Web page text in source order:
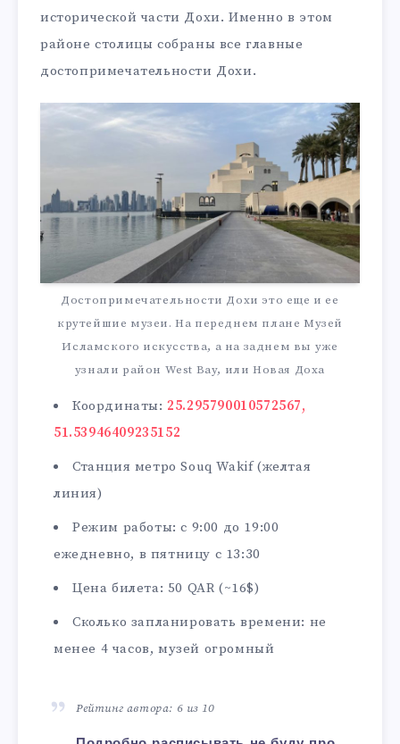
исторической части Дохи. Именно в этом
районе столицы собраны все главные
достопримечательности Дохи.
Достопримечательности Дохи это еще и ее
крутейшие музеи. На переднем плане Музей
Исламского искусства, а на заднем вы уже
узнали район West Bay, или Новая Доха
Координаты:25.295790010572567,
51.53946409235152
Станция метро Souq Wakif (желтая
линия)
Режим работы: с 9:00 до 19:00
ежедневно, в пятницу с 13:30
Цена билета: 50 QAR (~16$)
Сколько запланировать времени: не
менее 4 часов, музей огромный
Рейтинг автора: 6 из 10